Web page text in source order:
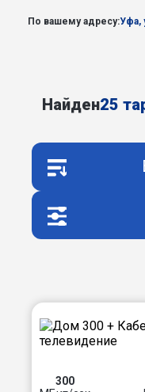
По вашему адресу:Уфа,
Найден25
300